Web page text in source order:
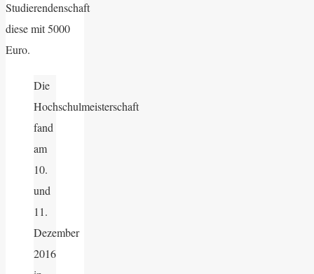
Studierendenschaft
diese mit 5000
Euro.
Die
Hochschulmeisterschaft
fand
am
10.
und
11.
Dezember
2016